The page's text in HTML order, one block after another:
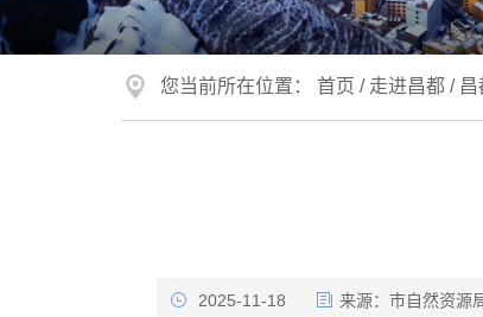
您当前所在位置： 首页 / 走进昌都 /
2025-11-18 来源： 市自然资源